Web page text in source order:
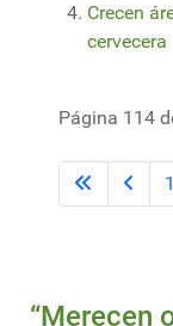
Crecen
cervecera
Página 114
“Merecen